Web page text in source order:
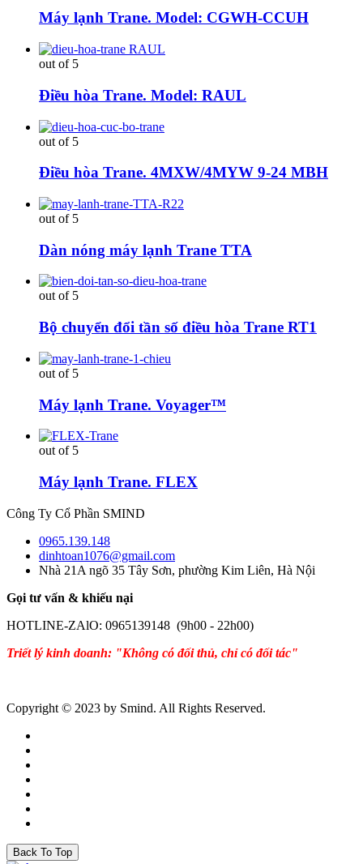
Máy lạnh Trane. Model: CGWH-CCUH
out of 5
Điều hòa Trane. Model: RAUL
out of 5
Điều hòa Trane. 4MXW/4MYW 9-24 MBH
out of 5
Dàn nóng máy lạnh Trane TTA
out of 5
Bộ chuyển đổi tần số điều hòa Trane RT1
out of 5
Máy lạnh Trane. Voyager™
out of 5
Máy lạnh Trane. FLEX
Công Ty Cổ Phần SMIND
0965.139.148
dinhtoan1076@gmail.com
Nhà 21A ngõ 35 Tây Sơn, phường Kim Liên, Hà Nội
Gọi tư vấn & khiếu nại
HOTLINE-ZAlO: 0965139148 (9h00 - 22h00)
Triết lý kinh doanh: "Không có đối thủ, chỉ có đối tác"
Copyright © 2023 by Smind. All Rights Reserved.
Back To Top